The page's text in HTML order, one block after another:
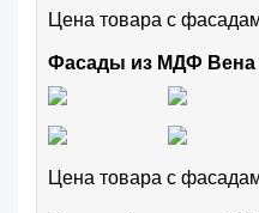
Цена товара с
Фасады из МДФ Вена
Цена товара с